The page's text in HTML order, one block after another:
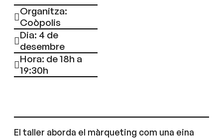
Organitza:
Coòpolis
Dia: 4 de
desembre
Hora: de 18h a
19:30h
El taller aborda el màrqueting com una eina